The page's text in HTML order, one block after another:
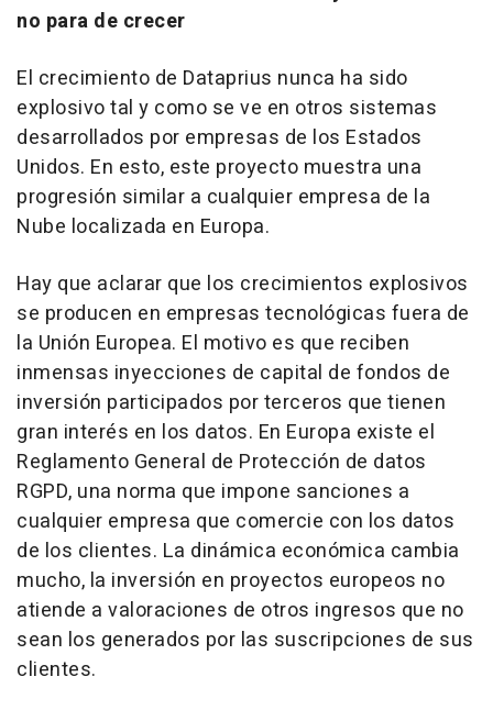
no para de crecer
El crecimiento de Dataprius nunca ha sido
explosivo tal y como se ve en otros sistemas
desarrollados por empresas de los Estados
Unidos. En esto, este proyecto muestra una
progresión similar a cualquier empresa de la
Nube localizada en Europa.
Hay que aclarar que los crecimientos explosivos
se producen en empresas tecnológicas fuera de
la Unión Europea. El motivo es que reciben
inmensas inyecciones de capital de fondos de
inversión participados por terceros que tienen
gran interés en los datos. En Europa existe el
Reglamento General de Protección de datos
RGPD, una norma que impone sanciones a
cualquier empresa que comercie con los datos
de los clientes. La dinámica económica cambia
mucho, la inversión en proyectos europeos no
atiende a valoraciones de otros ingresos que no
sean los generados por las suscripciones de sus
clientes.